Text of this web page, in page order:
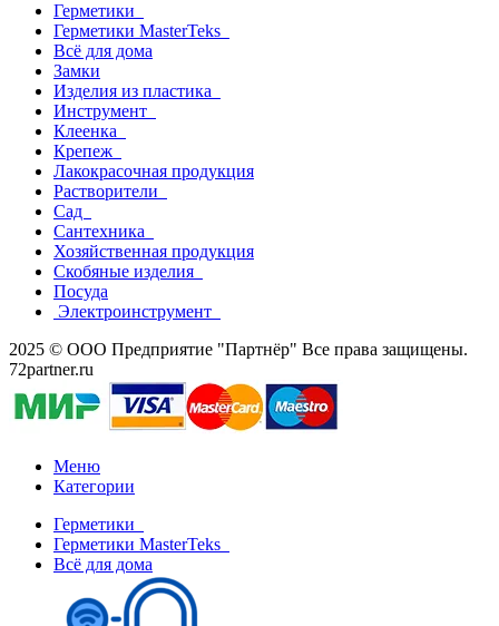
Герметики
Герметики MasterTeks
Всё для дома
Замки
Изделия из пластика
Инструмент
Клеенка
Крепеж
Лакокрасочная продукция
Растворители
Сад
Сантехника
Хозяйственная продукция
Скобяные изделия
Посуда
Электроинструмент
2025 © ООО Предприятие "Партнёр" Все права защищены.
72partner.ru
Меню
Категории
Герметики
Герметики MasterTeks
Всё для дома